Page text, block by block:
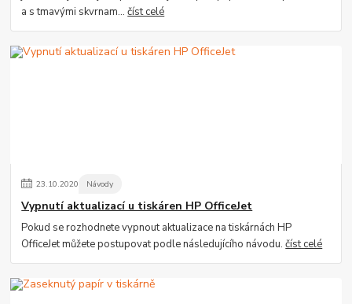
a s tmavými skvrnam...číst celé
23.10.2020 Návody
Vypnutí aktualizací u tiskáren HP OfficeJet
Pokud se rozhodnete vypnout aktualizace na tiskárnách HP
OfficeJet můžete postupovat podle následujícího návodu.číst celé